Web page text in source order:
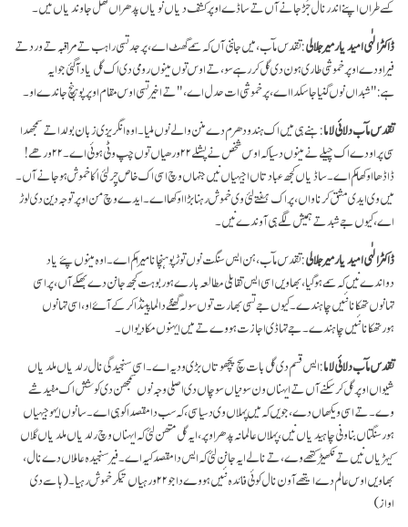
کسے طراں اپنے اندر نال جُڑ جانے آں تے ساڈے اوپر کشف دیاں نویاں پدھراں کھل جاوندیاں نیں۔
ڈاکٹرالٰہی امیدیار میر جلالی: تقدس مآب، میں جاننی آں کہ سمے گھٹ اے، پر جد تسی راہب تے مراقبہ تے ورد تے
فیر اودے اوپر خموشی طاری ہون دی گل کر رہے سو، تے اوس توں مینوں رومی دی اک گل یاد آ گئی جو ایہ
ہے:"شبداں نوں گنیا جا سکدا اے، پر خموشی ات حدل اے،" تے اخیر تسی اوس مقام اوپر پوہنچ جاندے او۔
تقدس مآب دلائی لاما: ہنے ہی میں اک ہندو دھرم دے منن والے نوں ملیا۔ اوہ انگریزی زبان بولدا تے سمجھدا
سی پر اودے اک چیلے نے مینوں دسیا کہ اوس شخص نے پشلے ۲۲ ورھیاں توں چپ وٹی ہوئی اے۔ ۲۲ورھے!
ڈاڈھا اوکھا کم اے۔ ساڈیاں کجھ عبادتاں اجیہیاں نیں جنہاں وچ اسی اک خاص چِر لئی اُکا خموش ہو جانے آں۔
میں وی ایدی مشق کرنا واں، پر اک ہفتے لئی وی خموش رہنا بڑا اوکھا اے۔ ایدے وچ من اوپر توجہ دین دی لوڑ
اے، کیوں جے شبد تے ہمیش لگے ہی آوندے نیں۔
ڈاکٹرالٰہی امیدیار میر جلالی: تقدس مآب، ہن ایس سنگت نوں توڑ پوہنچانا میرا کم اے۔ اوہ مینوں پئے یاد
دواندے نیں کہ سمے ہو گیا، بھاویں اسی ایس تقابلی مطالعہ بارے ہور بوہت کجھ جانن دے بھکے آں، پر اسی
تہانوں تھکانا نئیں چاہندے۔ کیوں جے تسی بھارت توں سولہ گھنٹے دا لما پینڈا کر کے آۓ او، اسی تہانوں
ہورتھکانا نئیں چاہندے۔ جے تہاڈی اجازت ہووے تے میں ایہنوں مکا دیواں۔
تقدس مآب دلائی لاما: ایس قسم دی گل بات سچ پچھو تاں بڑی ودیہ اے۔ اسی سنجیدگی نال رلدیاں ملدیاں
شیواں اوپر گل کر سکنے آں تے ایہناں ون سونیاں سوچاں دی اصلی وجہ نوں سمجھن دی کوشش اک مفید شے
وے۔ تے اسی ویکھاں دے، جویں کہ میں پہلاں وی دسیا سی، کہ سب دا مقصد اکو ہی اے۔ سانوں ایہو جیہیاں
ہور سنگتاں بناونی چاہیدیاں نیں، پہلاں عالمانہ پدھر اوپر، ایہ گل متھن لئی کہ ایہناں وچ رلدیاں ملدیاں گلاں
کیہڑیاں نیں تے نکھیڑ کتھے وے، تے نالے ایہ جانن لئی کہ ایس دا مقصد کیہ اے۔ فیر سنجیدہ عاملاں دے نال،
بھاویں اوس عالم دے ایتھے آون نال کوئی فائدہ نئیں ہووے دا جو ۲۲ ورہیاں تیکر خموش رہیا۔ (ہاسے دی
اواز)